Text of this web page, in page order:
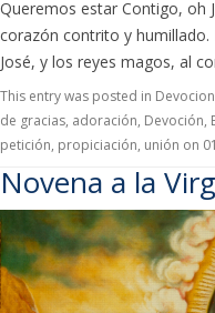
Queremos estar Contigo, oh
corazón contrito y humillado.
José, y los reyes magos, al
This entry was posted in
de gracias, adoración, Devoción,
petición, propiciación, unión on
Novena a la